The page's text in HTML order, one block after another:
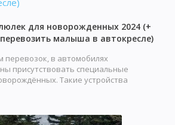
для новорожденных 2024 (+
малыша в автокресле)
перевозок, в автомобилях
присутствовать специальные
Такие устройства